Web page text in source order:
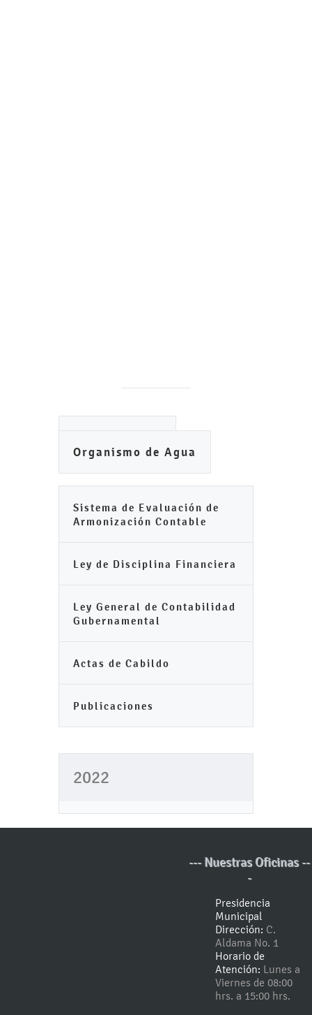
Organismo de Agua
Sistema de Evaluación de
Armonización Contable
Ley de Disciplina Financiera
Ley General de Contabilidad
Gubernamental
Actas de Cabildo
Publicaciones
2022
--- Nuestras Oficinas --
-
Presidencia
Municipal
Dirección: C.
Aldama No. 1
Horario de
Atención: Lunes a
Viernes de 08:00
hrs. a 15:00 hrs.